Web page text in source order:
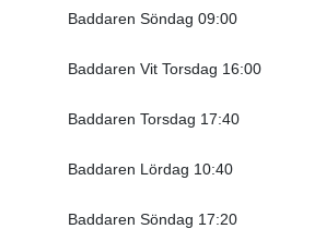
Baddaren Söndag 09:00
Baddaren Vit Torsdag 16:00
Baddaren Torsdag 17:40
Baddaren Lördag 10:40
Baddaren Söndag 17:20